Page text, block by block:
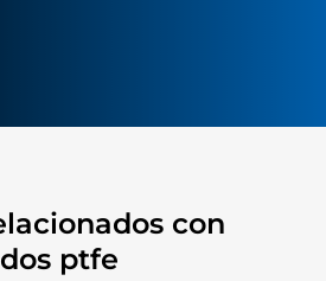
con
ptfe